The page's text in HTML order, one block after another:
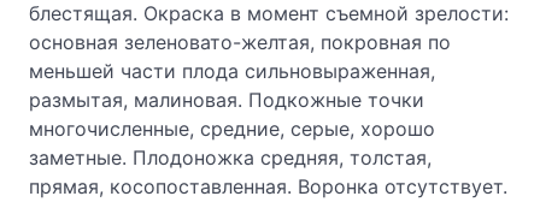
блестящая. Окраска в момент съемной зрелости:
основная зеленовато-желтая, покровная по
меньшей части плода сильновыраженная,
размытая, малиновая. Подкожные точки
многочисленные, средние, серые, хорошо
заметные. Плодоножка средняя, толстая,
прямая, косопоставленная. Воронка отсутствует.